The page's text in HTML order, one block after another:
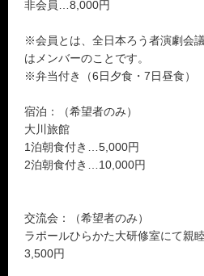
非会員…8,000円
※会員とは、全日本ろう者演劇会
はメンバーのことです。
※弁当付き（6日夕食・7日昼食）
宿泊：（希望者のみ）
大川旅館
1泊朝食付き…5,000円
2泊朝食付き…10,000円
交流会：（希望者のみ）
ラポールひらかた大研修室にて親
3,500円